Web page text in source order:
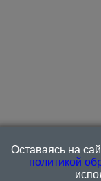
Оставаясь на
политикой